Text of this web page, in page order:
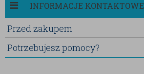
INFORMACJE KONTAKTOWE
Przed zakupem
Potrzebujesz pomocy?